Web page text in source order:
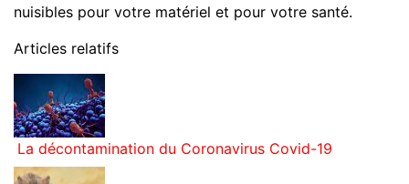
nuisibles pour votre matériel et pour votre santé.
Articles relatifs
La décontamination du Coronavirus Covid-19